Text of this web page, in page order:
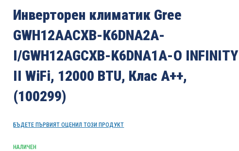
Инверторен климатик Gree
GWH12AACXB-K6DNA2A-
I/GWH12AGCXB-K6DNA1A-O INFINITY
II WiFi, 12000 BTU, Клас A++,
(100299)
БЪДЕТЕ ПЪРВИЯТ ОЦЕНИЛ ТОЗИ ПРОДУКТ
НАЛИЧЕН